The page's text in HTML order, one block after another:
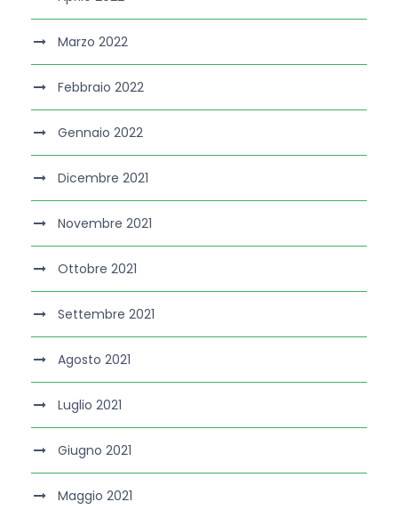
Marzo 2022
Febbraio 2022
Gennaio 2022
Dicembre 2021
Novembre 2021
Ottobre 2021
Settembre 2021
Agosto 2021
Luglio 2021
Giugno 2021
Maggio 2021